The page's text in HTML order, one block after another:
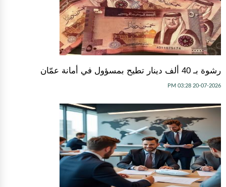
رشوة بـ 40 ألف دينار تطيح بمسؤول في أمانة عمّان
20-07-2026 03:28 PM